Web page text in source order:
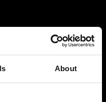
About
les plus rudes,